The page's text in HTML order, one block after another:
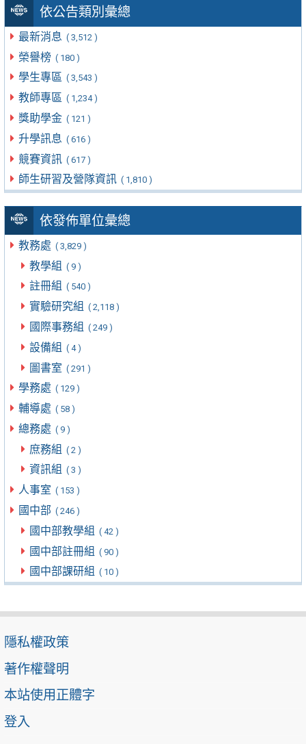
依公告類別彙總
最新消息 ( 3,512 )
榮譽榜 ( 180 )
學生專區 ( 3,543 )
教師專區 ( 1,234 )
獎助學金 ( 121 )
升學訊息 ( 616 )
競賽資訊 ( 617 )
師生研習及營隊資訊 ( 1,810 )
依發佈單位彙總
教務處 ( 3,829 )
教學組 ( 9 )
註冊組 ( 540 )
實驗研究組 ( 2,118 )
國際事務組 ( 249 )
設備組 ( 4 )
圖書室 ( 291 )
學務處 ( 129 )
輔導處 ( 58 )
總務處 ( 9 )
庶務組 ( 2 )
資訊組 ( 3 )
人事室 ( 153 )
國中部 ( 246 )
國中部教學組 ( 42 )
國中部註冊組 ( 90 )
國中部課研組 ( 10 )
隱私權政策
著作權聲明
本站使用正體字
登入